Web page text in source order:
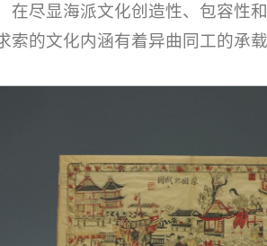
在尽显海派文化创造性、包容性
索的文化内涵有着异曲同工的承载